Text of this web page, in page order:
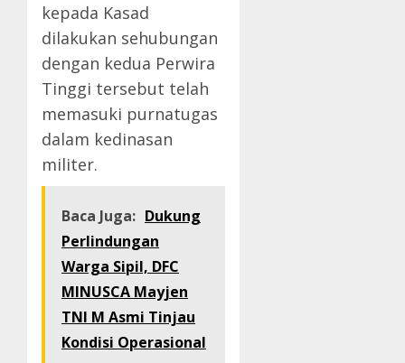
kepada Kasad
dilakukan sehubungan
dengan kedua Perwira
Tinggi tersebut telah
memasuki purnatugas
dalam kedinasan
militer.
Baca Juga: Dukung
Perlindungan
Warga Sipil, DFC
MINUSCA Mayjen
TNI M Asmi Tinjau
Kondisi Operasional